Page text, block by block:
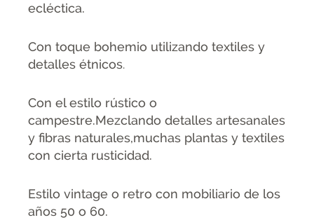
ecléctica.
Con toque bohemio utilizando textiles y
detalles étnicos.
Con el estilo rústico o
campestre.Mezclando detalles artesanales
y fibras naturales,muchas plantas y textiles
con cierta rusticidad.
Estilo vintage o retro con mobiliario de los
años 50 o 60.